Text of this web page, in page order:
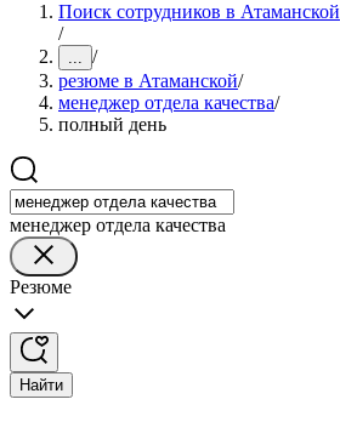
Поиск сотрудников в Атаманской
/
... /
резюме в Атаманской/
менеджер отдела качества/
полный день
менеджер отдела качества
Резюме
Найти